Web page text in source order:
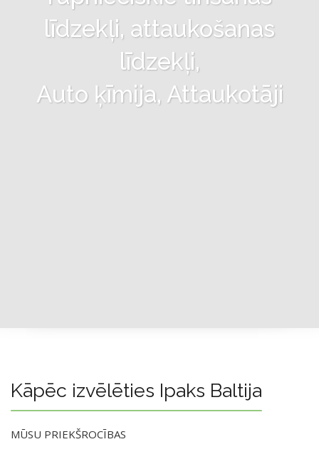
līdzekļi, attaukošanas
līdzekļi,
Auto ķīmija, Attaukotāji
Kāpēc izvēlēties Ipaks Baltija
MŪSU PRIEKŠROCĪBAS